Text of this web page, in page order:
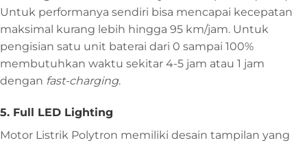
Untuk performanya sendiri bisa mencapai kecepatan
maksimal kurang lebih hingga 95 km/jam. Untuk
pengisian satu unit baterai dari 0 sampai 100%
membutuhkan waktu sekitar 4-5 jam atau 1 jam
dengan fast-charging.
5. Full LED Lighting
Motor Listrik Polytron memiliki desain tampilan yang